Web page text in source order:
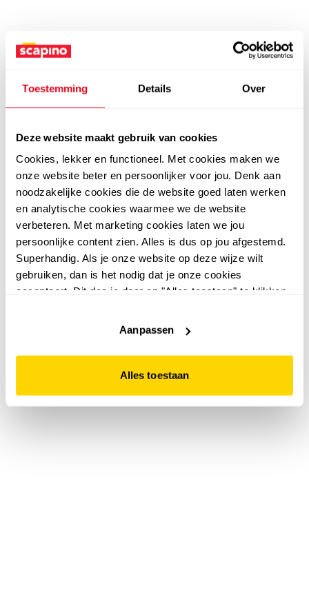
Toestemming Details Over
Deze website maakt gebruik van cookies
Cookies, lekker en functioneel. Met cookies maken we
onze website beter en persoonlijker voor jou. Denk aan
noodzakelijke cookies die de website goed laten werken
en analytische cookies waarmee we de website
verbeteren. Met marketing cookies laten we jou
persoonlijke content zien. Alles is dus op jou afgestemd.
Superhandig. Als je onze website op deze wijze wilt
gebruiken, dan is het nodig dat je onze cookies
accepteert. Dit doe je door op "Alles toestaan" te klikken.
website niet optimaal functioneert.
Aanpassen
Alles toestaan